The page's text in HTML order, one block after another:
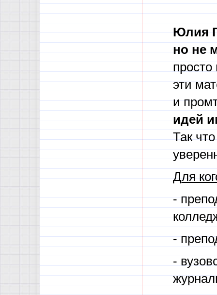
Юлия
но не
просто
эти
и
идей
Так
Для
-
-
-